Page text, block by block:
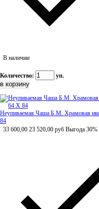
В наличии
Количество: уп.
Неупиваемая Чаша Б.М. Храмовая
84
33 600,00 23 520,00 руб Выгода 30%